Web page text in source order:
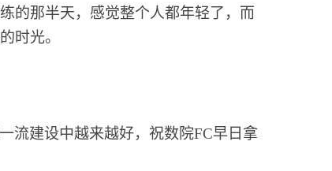
的那半天，感觉整个人都年轻了，而
时光。
流建设中越来越好，祝数院FC早日拿